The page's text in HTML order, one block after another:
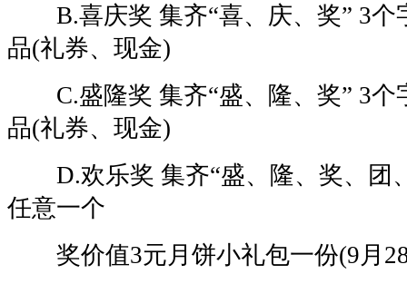
B.喜庆奖 集齐“喜、庆、奖” 3个
品(礼券、现金)
C.盛隆奖 集齐“盛、隆、奖” 3个
品(礼券、现金)
D.欢乐奖 集齐“盛、隆、奖、团
任意一个
奖价值3元月饼小礼包一份(9月